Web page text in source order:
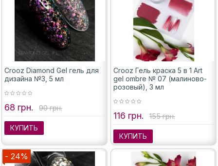
Crooz Diamond Gel гель для
дизайна №3, 5 мл
68 грн. 90 грн.
КУПИТЬ
Crooz Гель краска 5 в 1 Art
gel ombre № 07 (малиново-
розовый), 3 мл
116 грн. 155 грн.
КУПИТЬ
- 24%